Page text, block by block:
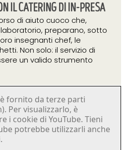
IL CATERING DI IN-PRESA
di aiuto cuoco che,
preparano, sotto
insegnanti chef, le
Non solo: il servizio di
un valido strumento
fornito da terze parti
Per visualizzarlo, è
i cookie di YouTube. Tieni
potrebbe utilizzarli anche